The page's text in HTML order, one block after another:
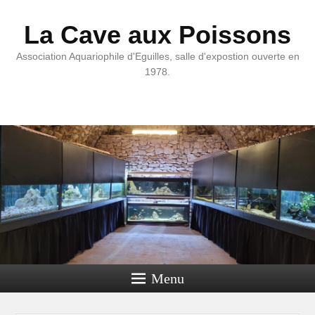
La Cave aux Poissons
Association Aquariophile d'Eguilles, salle d'expostion ouverte en
1978.
Menu